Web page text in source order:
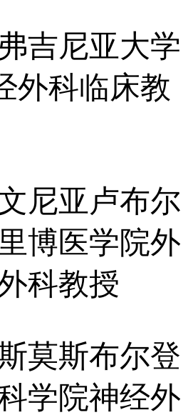
尼亚大学
外科临床教
亚卢布尔
博医学院外
科教授
斯布尔登
学院神经外